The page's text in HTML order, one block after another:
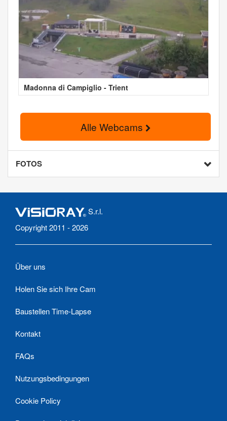
Madonna di Campiglio - Trient
Alle Webcams
FOTOS
S.r.l.
Copyright 2011 - 2026
Über uns
Holen Sie sich Ihre Cam
Baustellen Time-Lapse
Kontakt
FAQs
Nutzungsbedingungen
Cookie Policy